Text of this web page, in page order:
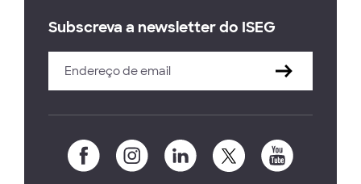
Subscreva a newsletter do ISEG